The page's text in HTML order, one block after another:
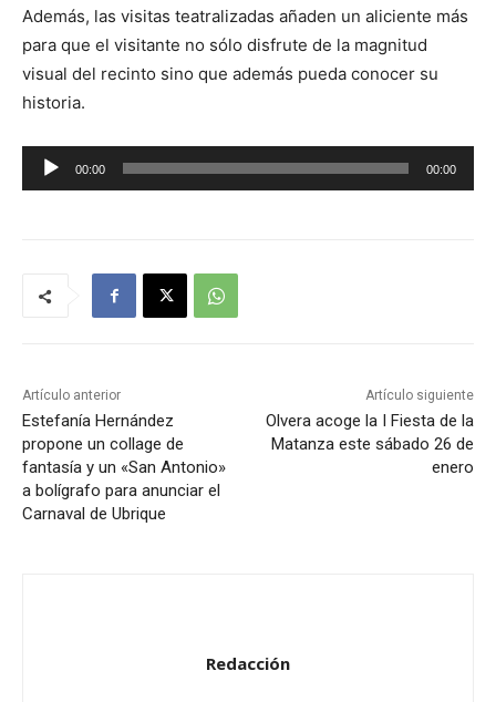
Además, las visitas teatralizadas añaden un aliciente más
para que el visitante no sólo disfrute de la magnitud
visual del recinto sino que además pueda conocer su
historia.
e
t
o
r
d
e
00:00 00:00
Artículo anterior
Estefanía Hernández
propone un collage de
fantasía y un «San Antonio»
a bolígrafo para anunciar el
Carnaval de Ubrique
Artículo siguiente
Olvera acoge la I Fiesta de la
Matanza este sábado 26 de
enero
Redacción